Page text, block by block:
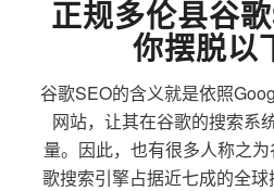
正规多伦县谷
你摆脱以
谷歌SEO的含义就是依照
网站，让其在谷歌的搜索系
量。因此，也有很多人称之
歌搜索引擎占据近七成的全